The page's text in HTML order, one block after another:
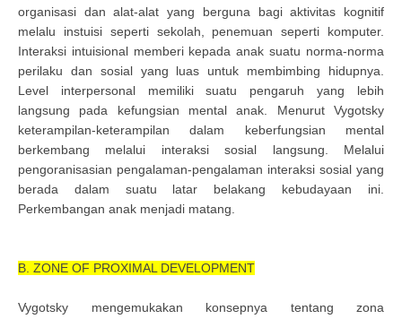
organisasi dan alat-alat yang berguna bagi aktivitas kognitif
melalu instuisi seperti sekolah, penemuan seperti komputer.
Interaksi intuisional memberi kepada anak suatu norma-norma
perilaku dan sosial yang luas untuk membimbing hidupnya.
Level interpersonal memiliki suatu pengaruh yang lebih
langsung pada kefungsian mental anak. Menurut Vygotsky
keterampilan-keterampilan dalam keberfungsian mental
berkembang melalui interaksi sosial langsung. Melalui
pengoranisasian pengalaman-pengalaman interaksi sosial yang
berada dalam suatu latar belakang kebudayaan ini.
Perkembangan anak menjadi matang.
B. ZONE OF PROXIMAL DEVELOPMENT
Vygotsky mengemukakan konsepnya tentang zona